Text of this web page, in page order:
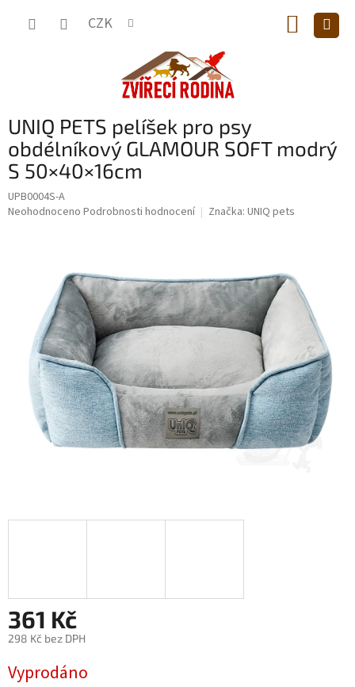
CZK
KOŠÍK
UNIQ PETS pelíšek pro psy
obdélníkový GLAMOUR SOFT modrý
S 50×40×16cm
UPB0004S-A
Průměrné
hvězdiček.
Neohodnoceno Podrobnosti hodnocení Značka: UNIQ pets
361 Kč
298 Kč bez DPH
cena:
Vyprodáno